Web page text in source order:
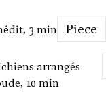
3 min Piece
arrangés
10 min